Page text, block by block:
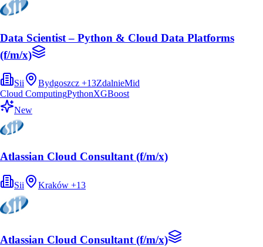
Data Scientist – Python & Cloud Data Platforms
(f/m/x)
Sii Bydgoszcz +13ZdalnieMid
Cloud ComputingPythonXGBoost
New
Atlassian Cloud Consultant (f/m/x)
Sii Kraków +13
Atlassian Cloud Consultant (f/m/x)